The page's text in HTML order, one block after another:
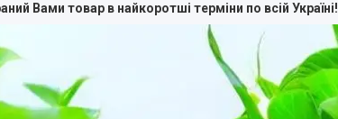
Вами товар в найкоротші терміни по всій Україні!